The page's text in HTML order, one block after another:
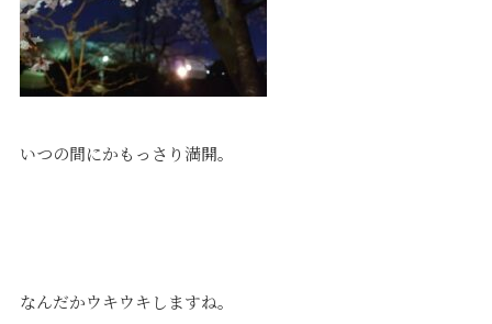
いつの間にかもっさり満開。
なんだかウキウキしますね。